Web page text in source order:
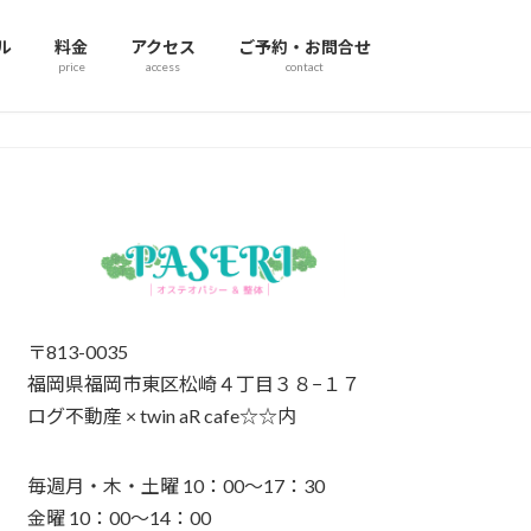
料金
price
アクセス
access
ご予約・お問合せ
contact
〒813-0035
福岡県福岡市東区松崎４丁目３８−１７
ログ不動産 × twin aR cafe☆☆内
毎週月・木・土曜 10：00～17：30
金曜 10：00～14：00